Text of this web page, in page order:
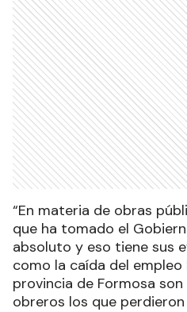
“En materia de obras
que ha tomado el
absoluto y eso tiene sus
como la caída del empleo
provincia de Formosa
obreros los que